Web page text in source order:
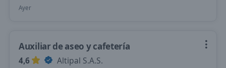
Ayer
Auxiliar de aseo y cafetería
4,6
Altipal S.A.S.